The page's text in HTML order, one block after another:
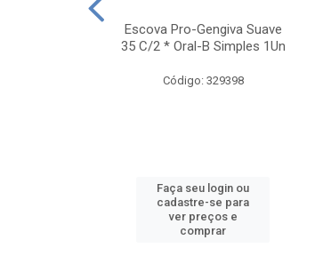
Escova Pro-Gengiva Suave
35 C/2 * Oral-B Simples 1Un
Código: 329398
Faça seu login ou
cadastre-se para
ver preços e
comprar